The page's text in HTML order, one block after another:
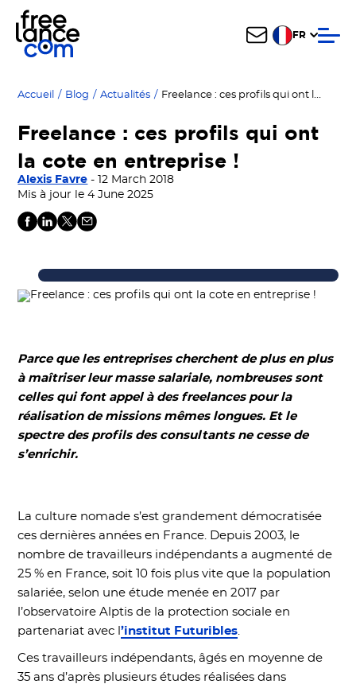
FR
Accueil / Blog / Actualités / Freelance : ces profils qui ont la cote en entreprise !
Freelance : ces profils qui ont
la cote en entreprise !
Alexis Favre - 12 March 2018
Mis à jour le 4 June 2025
Parce que les entreprises cherchent de plus en plus
à maîtriser leur masse salariale, nombreuses sont
celles qui font appel à des freelances pour la
réalisation de missions mêmes longues. Et le
spectre des profils des consultants ne cesse de
s’enrichir.
La culture nomade s’est grandement démocratisée
ces dernières années en France. Depuis 2003, le
nombre de travailleurs indépendants a augmenté de
25 % en France, soit 10 fois plus vite que la population
salariée, selon une étude menée en 2017 par
l’observatoire Alptis de la protection sociale en
partenariat avec l’institut Futuribles.
Ces travailleurs indépendants, âgés en moyenne de
35 ans d’après plusieurs études réalisées dans